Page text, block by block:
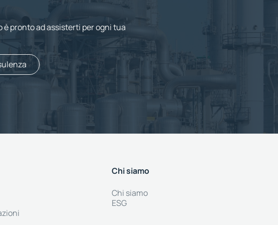
pronto ad assisterti per ogni tua
Chi siamo
Chi siamo
ESG